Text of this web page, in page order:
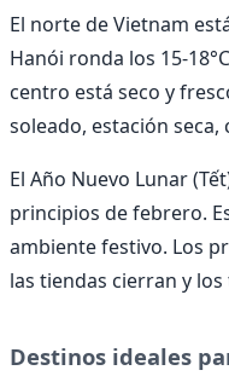
El norte de Vietnam
Hanói ronda los 15-
centro está seco y
soleado, estación seca,
El Año Nuevo Lunar
principios de febrero.
ambiente festivo. Los
las tiendas cierran y los
Destinos ideales